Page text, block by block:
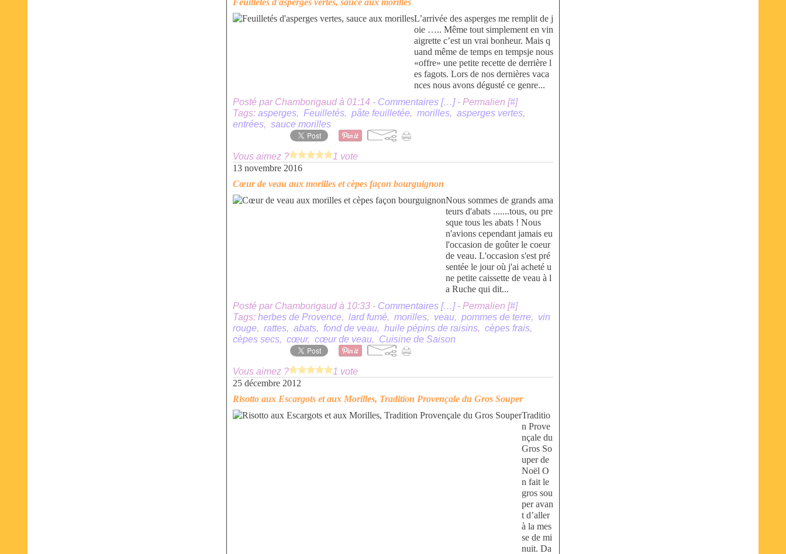
Feuilletés d'asperges vertes, sauce aux morilles
L’arrivée des asperges me remplit de j
oie ….. Même tout simplement en vin
aigrette c’est un vrai bonheur. Mais q
uand même de temps en tempsje nous
«offre» une petite recette de derrière l
es fagots. Lors de nos dernières vaca
nces nous avons dégusté ce genre...
Posté par Chamborigaud à 01:14 - Commentaires […]- Permalien [#]
Tags: asperges, Feuilletés, pâte feuilletée, morilles, asperges vertes,
entrées, sauce morilles
Vous aimez ?
1 vote
13 novembre 2016
Cœur de veau aux morilles et cèpes façon bourguignon
Nous sommes de grands ama
teurs d'abats .......tous, ou pre
sque tous les abats ! Nous
n'avions cependant jamais eu
l'occasion de goûter le coeur
de veau. L'occasion s'est pré
sentée le jour où j'ai acheté u
ne petite caissette de veau à l
a Ruche qui dit...
Posté par Chamborigaud à 10:33 - Commentaires […]- Permalien [#]
Tags: herbes de Provence, lard fumé, morilles, veau, pommes de terre, vin
rouge, rattes, abats, fond de veau, huile pépins de raisins, cèpes frais,
cèpes secs, cœur, cœur de veau, Cuisine de Saison
Vous aimez ?
1 vote
25 décembre 2012
Risotto aux Escargots et aux Morilles, Tradition Provençale du Gros Souper
Traditio
n Prove
nçale du
Gros So
uper de
Noël O
n fait le
gros sou
per avan
t d’aller
à la mes
se de mi
nuit. Da